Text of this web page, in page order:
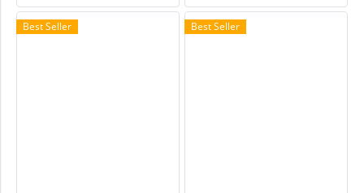
Best Seller Best Seller